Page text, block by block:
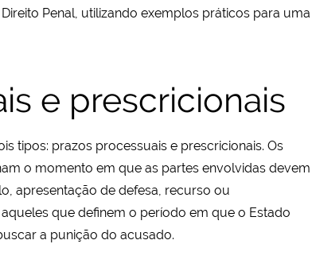
Penal, utilizando exemplos práticos para uma
e prescricionais
tipos: prazos processuais e prescricionais. Os
o momento em que as partes envolvidas devem
apresentação de defesa, recurso ou
que definem o período em que o Estado
a punição do acusado.